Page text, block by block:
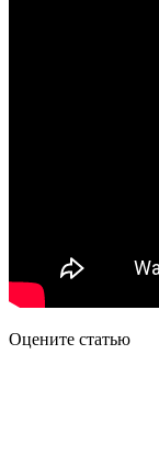
Оцените статью